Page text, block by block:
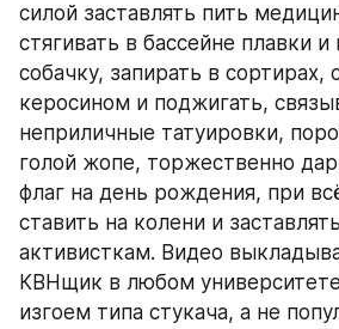
силой заставлять пить
стягивать в бассейне плавки
собачку, запирать в сортирах,
керосином и поджигать,
неприличные татуировки,
голой жопе, торжественно
флаг на день рождения, при
ставить на колени и
активисткам. Видео
КВНщик в любом
изгоем типа стукача, а не